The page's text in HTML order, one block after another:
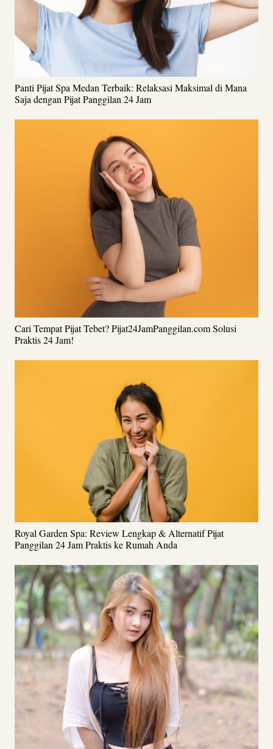
Panti Pijat Spa Medan Terbaik: Relaksasi Maksimal di Mana
Saja dengan Pijat Panggilan 24 Jam
Cari Tempat Pijat Tebet? Pijat24JamPanggilan.com Solusi
Praktis 24 Jam!
Royal Garden Spa: Review Lengkap & Alternatif Pijat
Panggilan 24 Jam Praktis ke Rumah Anda